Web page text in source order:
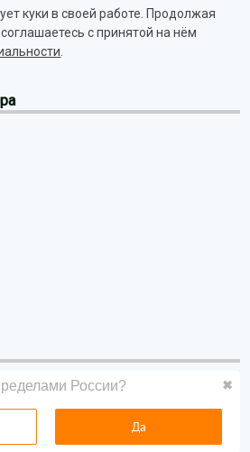
куки в своей работе. Продолжая
с принятой на нём